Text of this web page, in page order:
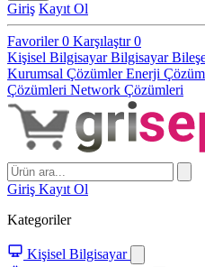
Giriş Kayıt Ol
Favoriler0 Karşılaştır0
Kişisel BilgisayarBilgisayar
Kurumsal ÇözümlerEnerji
Çözümleri Network Çözümleri
Giriş Kayıt Ol
Kategoriler
Kişisel Bilgisayar